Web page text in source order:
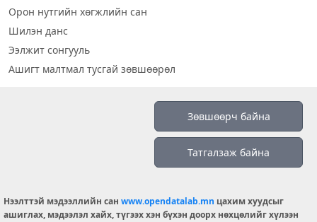
Орон нутгийн хөгжлийн сан
Шилэн данс
Ээлжит сонгууль
Ашигт малтмал тусгай зөвшөөрөл
info@opendatalab.mn
Зөвшөөрч байна
Татгалзаж байна
Нээлттэй мэдээллийн сан www.opendatalab.mn цахим хуудсыг
ашиглах, мэдээлэл хайх, түгээх хэн бүхэн доорх нөхцөлийг хүлээн